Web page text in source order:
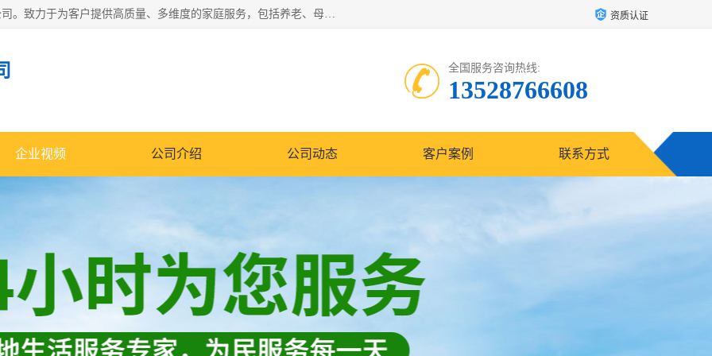
深圳市柏林家政有限公司是一家服务于深圳市民的专业家政公司。致力于为客户提供高质量、多维度的家庭服务，包括养老、母婴、月嫂育婴早教、康复理疗、家电清洗和保洁等方面的专业服务。 资质认证
全国服务咨询热线:
13528766608
企业视频 公司介绍 公司动态 客户案例 联系方式